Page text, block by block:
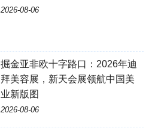
2026-08-06
掘金亚非欧十字路口：2026年迪
拜美容展，新天会展领航中国美
业新版图
2026-08-06